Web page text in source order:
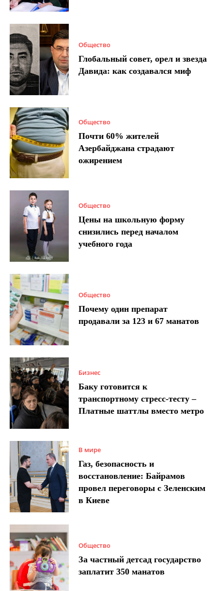
Общество
Глобальный совет, орел и звезда
Давида: как создавался миф
Общество
Почти 60% жителей
Азербайджана страдают
ожирением
Общество
Цены на школьную форму
снизились перед началом
учебного года
Общество
Почему один препарат
продавали за 123 и 67 манатов
Бизнес
Баку готовится к
транспортному стресс-тесту –
Платные шаттлы вместо метро
В мире
Газ, безопасность и
восстановление: Байрамов
провел переговоры с Зеленским
в Киеве
Общество
За частный детсад государство
заплатит 350 манатов